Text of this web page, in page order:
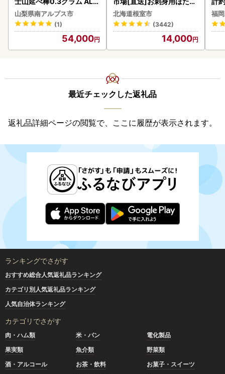
BK193
山梨県南アルプス市
(1)
54,000
貝柱500g A-28002
北海道根室市
(3442)
14,000
な
福
最近チェックした返礼品
返礼品詳細ページの閲覧で、ここに履歴が表示されます。
ランキングでさがす
おすすめ総合人気返礼品ランキング
カテゴリ別人気返礼品ランキング
人気自治体ランキング
カテゴリでさがす
肉・ハム類 米・パン
電化製品
果実類
魚介類
野菜類
酒・アルコール
お茶・飲料
お菓子・スイーツ